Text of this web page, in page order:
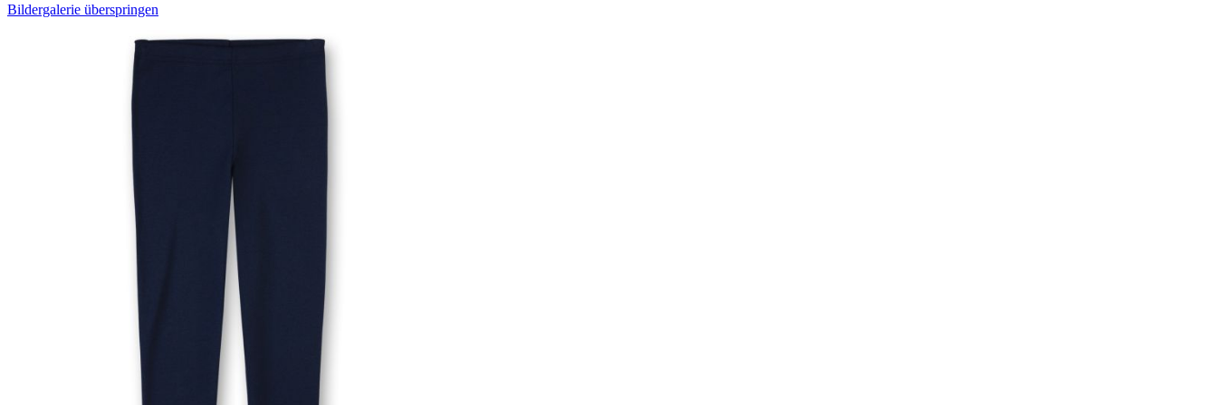
Bildergalerie überspringen